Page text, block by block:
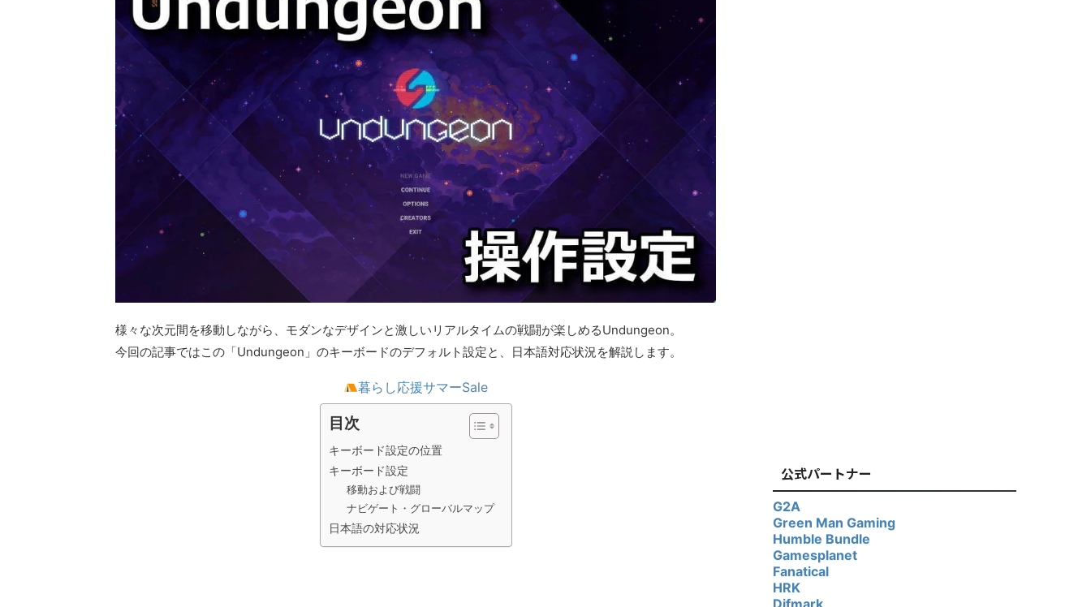
様々な次元間を移動しながら、モダンなデザインと激しいリアルタイムの戦闘が楽しめるUndungeon。
今回の記事ではこの「Undungeon」のキーボードのデフォルト設定と、日本語対応状況を解説します。
暮らし応援サマーSale
目次
キーボード設定の位置
キーボード設定
移動および戦闘
ナビゲート・グローバルマップ
日本語の対応状況
公式パートナー
G2A
Green Man Gaming
Humble Bundle
Gamesplanet
Fanatical
HRK
Difmark